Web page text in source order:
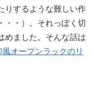
りするような難しい作
・・）。それっぽく切
めました。そんな話は
オープンラックのリ